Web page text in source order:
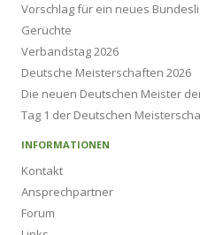
Vorschlag für ein neues
Gerüchte
Verbandstag 2026
Deutsche Meisterschaften 2026
Die neuen Deutschen Meister
Tag 1 der Deutschen
INFORMATIONEN
Kontakt
Ansprechpartner
Forum